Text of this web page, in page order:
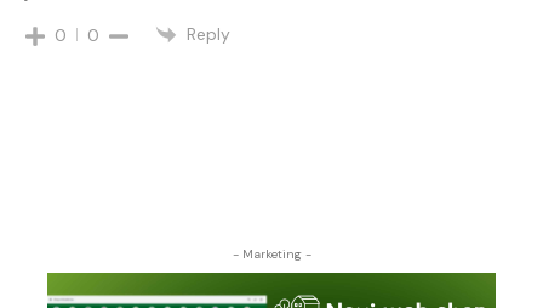
0 0 Reply
- Marketing -